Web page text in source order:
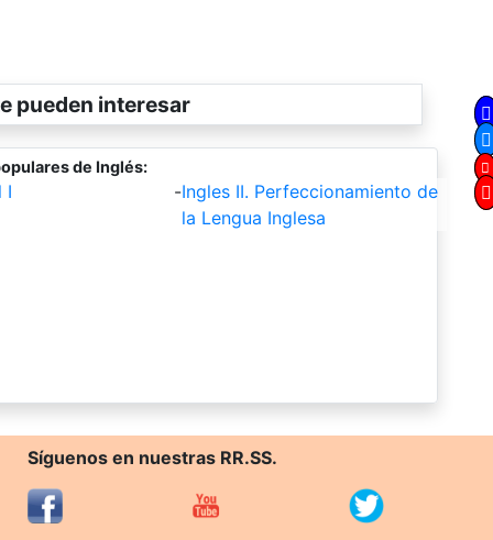
pueden interesar
de Inglés:
I -Ingles II. Perfeccionamiento de
la Lengua Inglesa
Síguenos en nuestras RR.SS.